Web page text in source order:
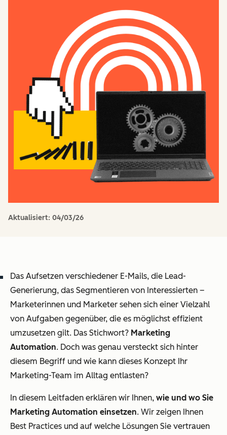
Aktualisiert: 04/03/26
Das Aufsetzen verschiedener E-Mails, die Lead-
Generierung, das Segmentieren von Interessierten –
Marketerinnen und Marketer sehen sich einer Vielzahl
von Aufgaben gegenüber, die es möglichst effizient
umzusetzen gilt. Das Stichwort? Marketing
Automation. Doch was genau versteckt sich hinter
diesem Begriff und wie kann dieses Konzept Ihr
Marketing-Team im Alltag entlasten?
In diesem Leitfaden erklären wir Ihnen, wie und wo Sie
Marketing Automation einsetzen. Wir zeigen Ihnen
Best Practices und auf welche Lösungen Sie vertrauen